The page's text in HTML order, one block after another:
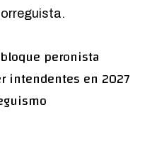
peronista
intendentes en 2027